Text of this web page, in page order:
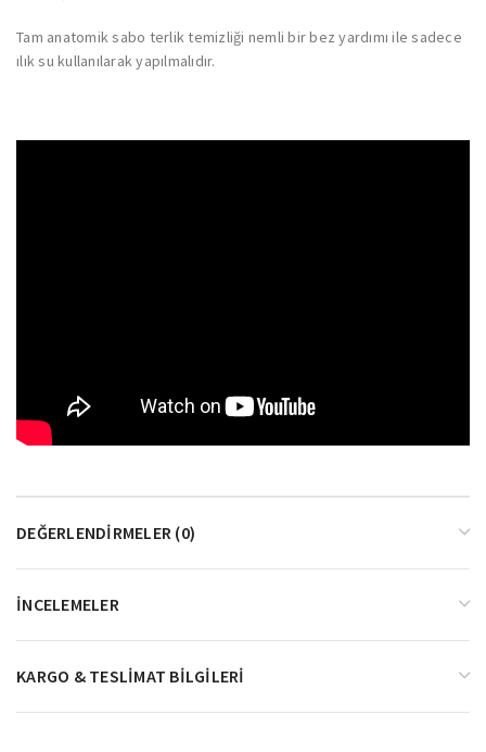
Tam anatomik sabo terlik temizliği nemli bir bez yardımı ile sadece
ılık su kullanılarak yapılmalıdır.
DEĞERLENDIRMELER (0)
İNCELEMELER
KARGO & TESLIMAT BILGILERI